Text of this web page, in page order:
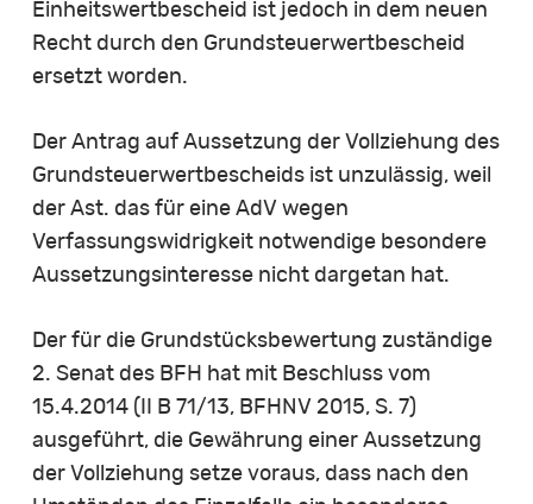
Einheitswertbescheid ist jedoch in dem neuen
Recht durch den Grundsteuerwertbescheid
ersetzt worden.
Der Antrag auf Aussetzung der Vollziehung des
Grundsteuerwertbescheids ist unzulässig, weil
der Ast. das für eine AdV wegen
Verfassungswidrigkeit notwendige besondere
Aussetzungsinteresse nicht dargetan hat.
Der für die Grundstücksbewertung zuständige
2. Senat des BFH hat mit Beschluss vom
15.4.2014 (II B 71/13, BFHNV 2015, S. 7)
ausgeführt, die Gewährung einer Aussetzung
der Vollziehung setze voraus, dass nach den